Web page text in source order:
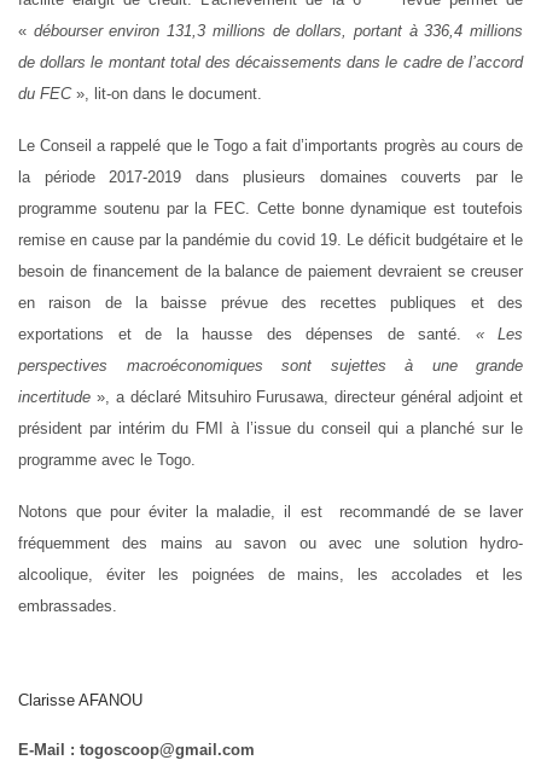
« débourser environ 131,3 millions de dollars, portant à 336,4 millions
de dollars le montant total des décaissements dans le cadre de l’accord
du FEC », lit-on dans le document.
Le Conseil a rappelé que le Togo a fait d’importants progrès au cours de
la période 2017-2019 dans plusieurs domaines couverts par le
programme soutenu par la FEC. Cette bonne dynamique est toutefois
remise en cause par la pandémie du covid 19. Le déficit budgétaire et le
besoin de financement de la balance de paiement devraient se creuser
en raison de la baisse prévue des recettes publiques et des
exportations et de la hausse des dépenses de santé. « Les
perspectives macroéconomiques sont sujettes à une grande
incertitude », a déclaré Mitsuhiro Furusawa, directeur général adjoint et
président par intérim du FMI à l’issue du conseil qui a planché sur le
programme avec le Togo.
Notons que pour éviter la maladie, il est
recommandé de se laver
fréquemment des mains au savon ou avec une solution hydro-
alcoolique, éviter les poignées de mains, les accolades et les
embrassades.
Clarisse AFANOU
E-Mail : togoscoop@gmail.com